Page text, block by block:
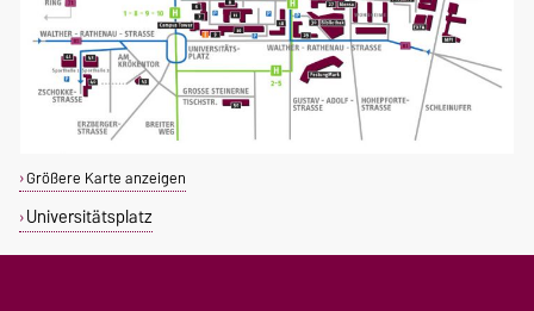
Größere Karte anzeigen
Universitätsplatz